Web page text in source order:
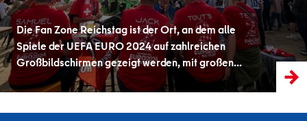
Die Fan Zone Reichstag ist der Ort, an dem alle
Spiele der UEFA EURO 2024 auf zahlreichen
Großbildschirmen gezeigt werden, mit großen…